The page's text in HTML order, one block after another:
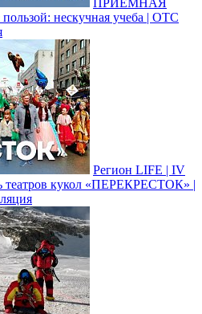
нескучная учеба | ОТС
Регион LIFE | IV
театров кукол «ПЕРЕКРЕСТОК» |